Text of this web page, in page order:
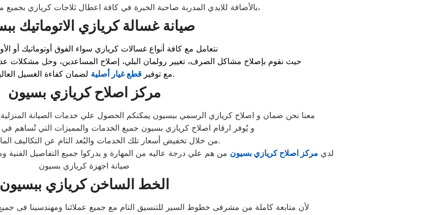
بالأضافة للايدي المدربة صاحبة الخبرة في كافة اعطال ثلاجات كريازي بجميع موديلاتها القديم منها والحديث،
صيانة غسالة كريازي الاتوماتيك
نتعامل مع كافة أنواع غسالات كريازي سواء الفوق أوتوماتيك أو
حيث نقوم بإصلاح مشاكل الصرف، تغيير رولمان البلي، إصلاح المساعدين، وحل مشكلات عدم
مع توفير قطع غيار أصلية لضمان كفاءة الغسيل العالية.
مركز اصلاح كريازي بسيون
معنا نحن ضمان و اصلاح كريازي الرسمي ببسيون يمكنكم الحصول علي خدمات الصيانة المنزلية
و يُوفر ارقام اصلاح كريازي بسيون جميع الخدمات والمميزات التي تُساهم في
من خلال تخفيض أسعار تلك الخدمات والبُعد التام عن التكاليف المالية باهظة الثمن.
لدي مركز اصلاح كريازي بسيون من هم علي درجة عاليه من المهارة و يدركوا جميع التفاصيل الفنية
صيانة اجهزة كريازي بسيون
الخط الساخن كريازي ببسيون
لأن متابعة كاملة من مشرفى خطوط السير للتنسيق التام مع جميع عملائنا ومهندسينا فى